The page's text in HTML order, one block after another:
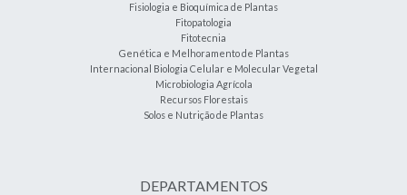
Fisiologia e Bioquímica de Plantas
Fitopatologia
Fitotecnia
Genética e Melhoramento de Plantas
Internacional Biologia Celular e Molecular Vegetal
Microbiologia Agrícola
Recursos Florestais
Solos e Nutrição de Plantas
DEPARTAMENTOS